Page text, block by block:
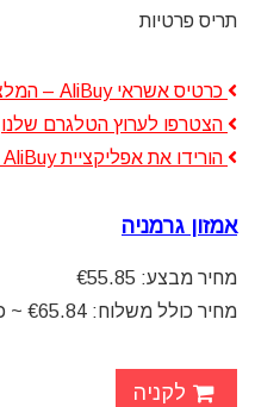
תריס פרטיות
כרטיס אשראי AliBuy – המלצה!
הצטרפו לערוץ הטלגרם שלנו
הורידו את אפליקציית AliBuy לאנדרואיד
אמזון גרמניה
מחיר מבצע: €55.85
מחיר כולל משלוח: €65.84 ~ כ 260 ₪ בלבד
לקניה